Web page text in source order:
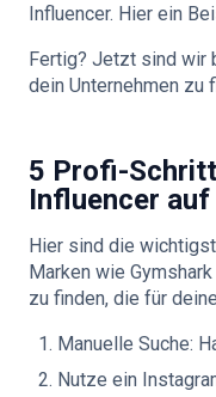
Influencer. Hier ein
Fertig? Jetzt sind wir
dein Unternehmen zu
5 Profi-
Influencer
Hier sind die
Marken wie
zu finden, die für
Manuelle Suche:
Nutze ein